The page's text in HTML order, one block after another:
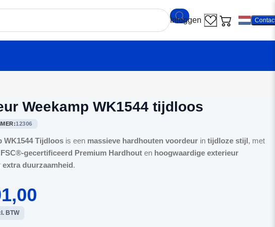
Weekamp WK1544 tijdloos
12306
WK1544 Tijdloos is een massieve hardhouten voordeur intijdloze stijl, met
FSC®-gecertificeerd Premium Hardhout en hoogwaardige exterieur
extra duurzaamheid.
BTW